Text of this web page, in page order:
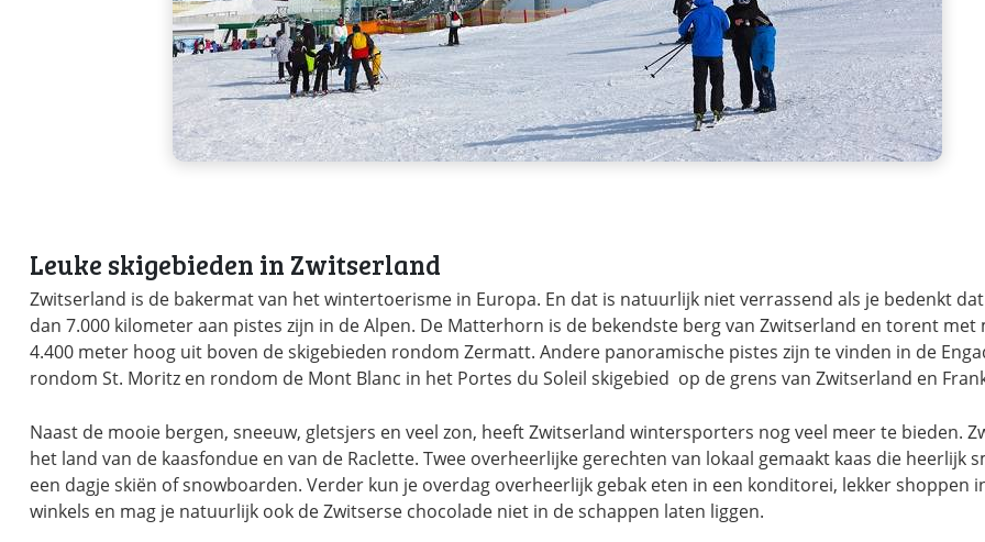
Leuke skigebieden in Zwitserland
Zwitserland is de bakermat van het wintertoerisme in Europa. En dat is natuurlijk niet verrassend als je bedenkt
dan 7.000 kilometer aan pistes zijn in de Alpen. De Matterhorn is de bekendste berg van Zwitserland en torent met
4.400 meter hoog uit boven de skigebieden rondom Zermatt. Andere panoramische pistes zijn te vinden in de
rondom St. Moritz en rondom de Mont Blanc in het Portes du Soleil skigebied op de grens van Zwitserland en
Naast de mooie bergen, sneeuw, gletsjers en veel zon, heeft Zwitserland wintersporters nog veel meer te bieden.
het land van de kaasfondue en van de Raclette. Twee overheerlijke gerechten van lokaal gemaakt kaas die heerlijk
een dagje skiën of snowboarden. Verder kun je overdag overheerlijk gebak eten in een konditorei, lekker shoppen
winkels en mag je natuurlijk ook de Zwitserse chocolade niet in de schappen laten liggen.